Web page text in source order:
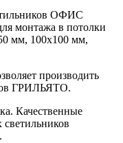
ОФИС
монтажа в потолки
мм, 100х100 мм,
производить
ГРИЛЬЯТО.
Качественные